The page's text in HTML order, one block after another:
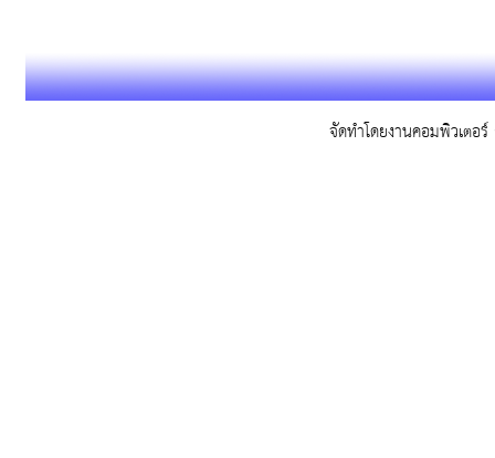
จัดทำโดยงานคอมพิวเตอ